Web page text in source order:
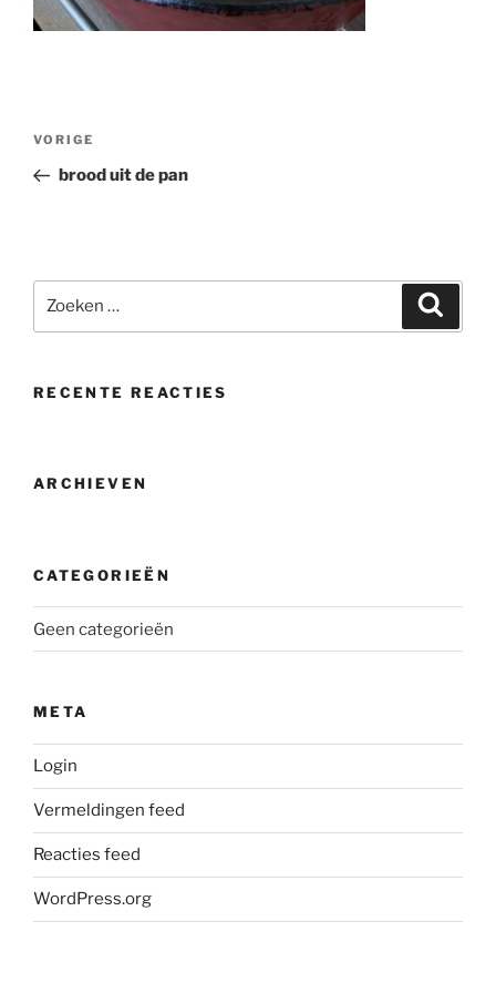
Bericht
Vorig
bericht
VORIGE
brood uit de pan
naar:
RECENTE REACTIES
ARCHIEVEN
CATEGORIEËN
Geen categorieën
META
Login
Vermeldingen feed
Reacties feed
WordPress.org